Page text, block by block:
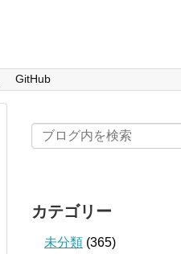
GitHub
カテゴリー
未分類 (365)